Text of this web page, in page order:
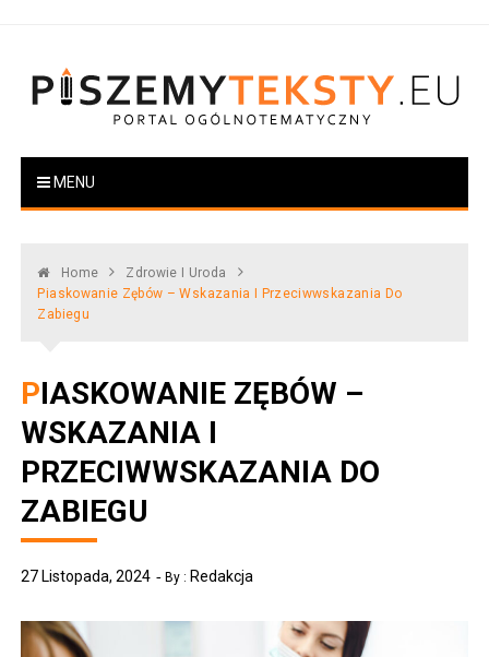
PiszemyTeksty.pl
Portal ogólnotematyczny
MENU
Home
Zdrowie I Uroda
Piaskowanie Zębów – Wskazania I Przeciwwskazania Do
Zabiegu
PIASKOWANIE ZĘBÓW –
WSKAZANIA I
PRZECIWWSKAZANIA DO
ZABIEGU
27 Listopada, 2024 By : Redakcja